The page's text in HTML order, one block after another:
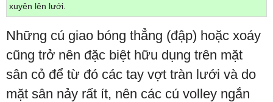
xuyên lên lưới.
Những cú giao bóng thẳng (đập) hoặc xoáy
cũng trở nên đặc biệt hữu dụng trên mặt
sân cỏ để từ đó các tay vợt tràn lưới và do
mặt sân nảy rất ít, nên các cú volley ngắn